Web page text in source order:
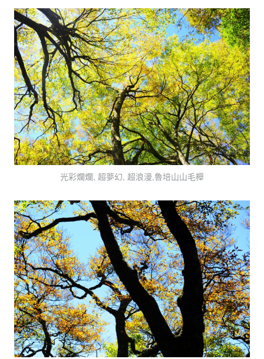
光彩爛爛, 超夢幻, 超浪漫,魯培山山毛櫸